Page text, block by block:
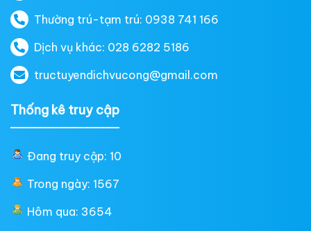
Thường trú-tạm trú: 0938 741 166
Dịch vụ khác: 028 6282 5186
tructuyendichvucong@gmail.com
Thống kê truy cập
Đang truy cập: 10
Trong ngày: 1567
Hôm qua: 3654